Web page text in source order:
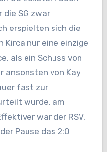
die SG zwar
erspielten sich die
Kirca nur eine einzige
als ein Schuss von
ansonsten von Kay
fast zur
wurde, am
war der RSV,
Pause das 2:0